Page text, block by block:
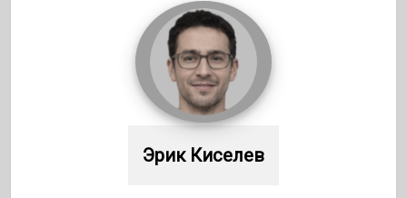
Эрик Киселев